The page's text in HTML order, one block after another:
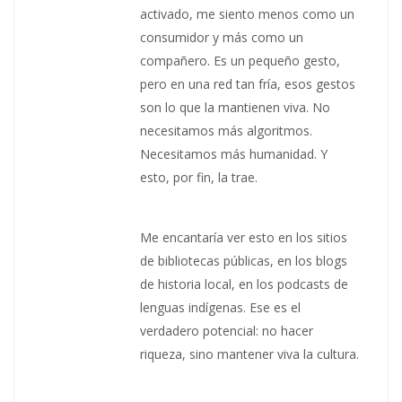
activado, me siento menos como un
consumidor y más como un
compañero. Es un pequeño gesto,
pero en una red tan fría, esos gestos
son lo que la mantienen viva. No
necesitamos más algoritmos.
Necesitamos más humanidad. Y
esto, por fin, la trae.
Me encantaría ver esto en los sitios
de bibliotecas públicas, en los blogs
de historia local, en los podcasts de
lenguas indígenas. Ese es el
verdadero potencial: no hacer
riqueza, sino mantener viva la cultura.